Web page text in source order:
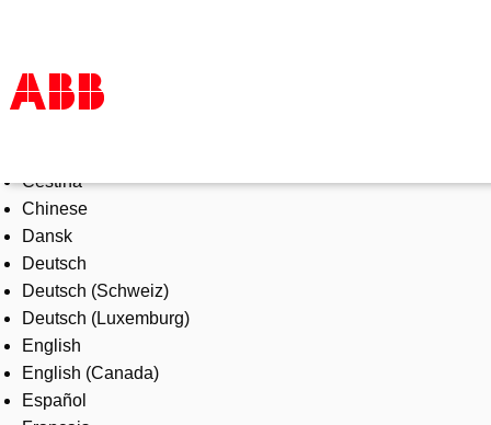
Products & Solutions
Industries
Services
About us
Where to buy
Contact us
Careers
Čeština
Chinese
Dansk
Deutsch
Deutsch (Schweiz)
Deutsch (Luxemburg)
English
English (Canada)
Español